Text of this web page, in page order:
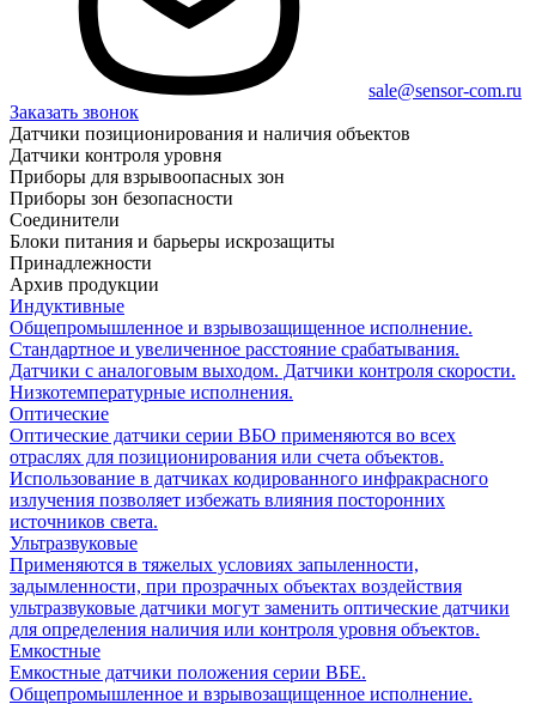
sale@sensor-com.ru
Заказать звонок
Датчики позиционирования и наличия объектов
Датчики контроля уровня
Приборы для взрывоопасных зон
Приборы зон безопасности
Соединители
Блоки питания и барьеры искрозащиты
Принадлежности
Архив продукции
Индуктивные
Общепромышленное и взрывозащищенное исполнение.
Стандартное и увеличенное расстояние срабатывания.
Датчики с аналоговым выходом. Датчики контроля скорости.
Низкотемпературные исполнения.
Оптические
Оптические датчики серии ВБО применяются во всех
отраслях для позиционирования или счета объектов.
Использование в датчиках кодированного инфракрасного
излучения позволяет избежать влияния посторонних
источников света.
Ультразвуковые
Применяются в тяжелых условиях запыленности,
задымленности, при прозрачных объектах воздействия
ультразвуковые датчики могут заменить оптические датчики
для определения наличия или контроля уровня объектов.
Емкостные
Емкостные датчики положения серии ВБЕ.
Общепромышленное и взрывозащищенное исполнение.